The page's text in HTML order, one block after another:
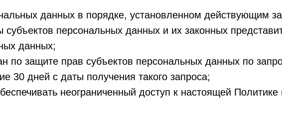
данных в порядке, установленном действующим
персональных данных и их законных
данных;
по защите прав субъектов персональных данных по
30 дней с даты получения такого запроса;
неограниченный доступ к настоящей